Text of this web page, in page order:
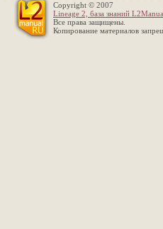
Copyright © 2007
Lineage 2, база знаний
Все права защищены.
Копирование материалов